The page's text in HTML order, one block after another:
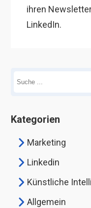
ihren
LinkedIn.
Kategorien
Marketing
Linkedin
Künstliche
Allgemein